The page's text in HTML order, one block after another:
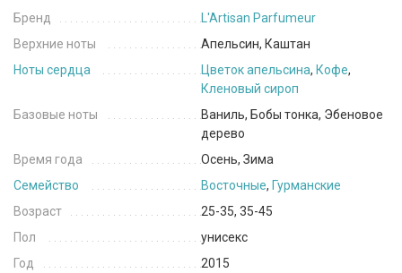
Бренд
L'Artisan Parfumeur
Верхние ноты
Апельсин, Каштан
Ноты сердца
Цветок апельсина, Кофе,
Кленовый сироп
Базовые ноты
Ваниль, Бобы тонка, Эбеновое
дерево
Время года
Осень, Зима
Семейство
Восточные, Гурманские
Возраст
25-35, 35-45
Пол
унисекс
Год
2015